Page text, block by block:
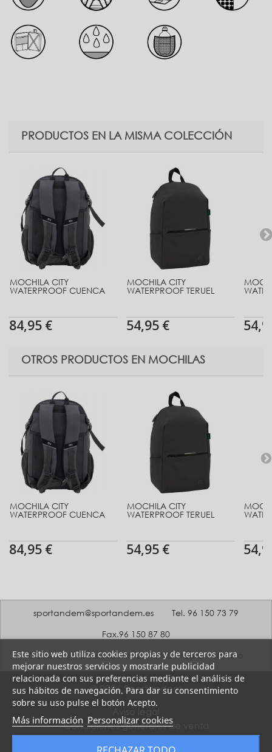
PRODUCTOS EN LA MISMA COLECCIÓN
MOCHILA CITY
WATERPROOF CUENCA
84,95 €
MOCHILA CITY
WATERPROOF TERUEL
54,95 €
OTROS PRODUCTOS EN MOCHILAS
MOCHILA CITY
WATERPROOF CUENCA
84,95 €
MOCHILA CITY
WATERPROOF TERUEL
54,95 €
sportandem@sportandem.es Tel. 96 150 73 79
Fax.96 150 87 80
Camino del Coscollar, 18-20 46960 Aldaia Valencia
Este sitio web utiliza cookies propias y de terceros para
mejorar nuestros servicios y mostrarle publicidad
relacionada con sus preferencias mediante el análisis de
sus hábitos de navegación. Para dar su consentimiento
sobre su uso pulse el botón Acepto.
Más información Personalizar cookies
© 2026 Sportandem
Aviso legal
Condiciones generales de venta